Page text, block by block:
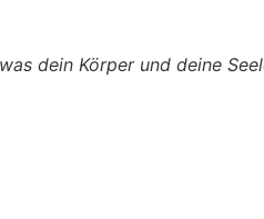
dein Körper und deine